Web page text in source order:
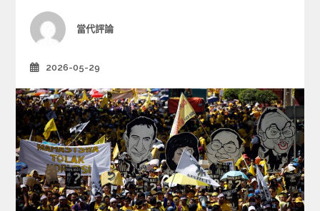
i
e
Author
當代評論
2026-05-29